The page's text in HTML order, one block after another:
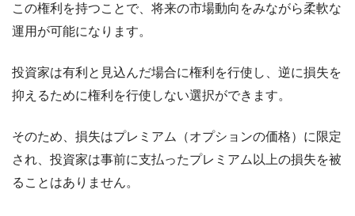
この権利を持つことで、将来の市場動向をみながら柔軟な
運用が可能になります。
投資家は有利と見込んだ場合に権利を行使し、逆に損失を
抑えるために権利を行使しない選択ができます。
そのため、損失はプレミアム（オプションの価格）に限定
され、投資家は事前に支払ったプレミアム以上の損失を被
ることはありません。